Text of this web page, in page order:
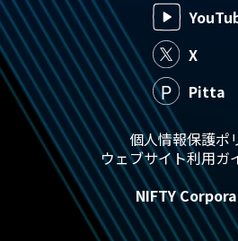
X
Pitta
個人情報保護ポ
ウェブサイト利用ガ
NIFTY